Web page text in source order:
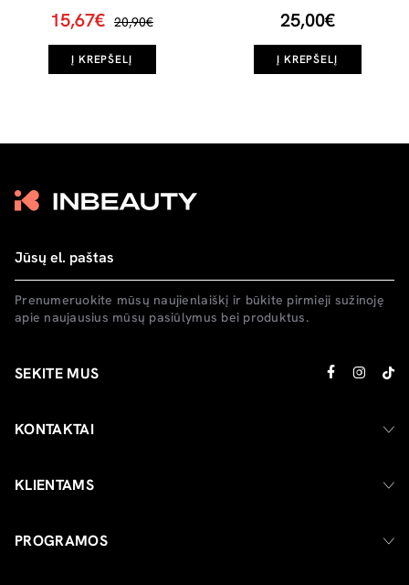
15,67€ 20,90€
Į KREPŠELĮ
25,00€
Į KREPŠELĮ
Prenumeruokite mūsų naujienlaiškį ir būkite pirmieji sužinoję
apie naujausius mūsų pasiūlymus bei produktus.
SEKITE MUS
KONTAKTAI
KLIENTAMS
PROGRAMOS